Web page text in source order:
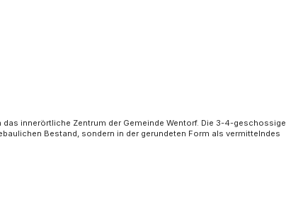
innerörtliche Zentrum der Gemeinde Wentorf. Die 3-4-geschossige
Bestand, sondern in der gerundeten Form als vermittelndes